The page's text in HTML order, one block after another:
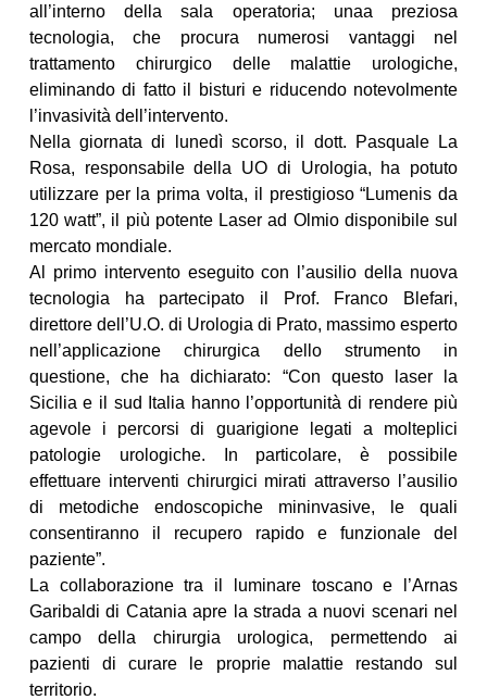
all’interno della sala operatoria; unaa preziosa
tecnologia, che procura numerosi vantaggi nel
trattamento chirurgico delle malattie urologiche,
eliminando di fatto il bisturi e riducendo notevolmente
l’invasività dell’intervento.
Nella giornata di lunedì scorso, il dott. Pasquale La
Rosa, responsabile della UO di Urologia, ha potuto
utilizzare per la prima volta, il prestigioso “Lumenis da
120 watt”, il più potente Laser ad Olmio disponibile sul
mercato mondiale.
Al primo intervento eseguito con l’ausilio della nuova
tecnologia ha partecipato il Prof. Franco Blefari,
direttore dell’U.O. di Urologia di Prato, massimo esperto
nell’applicazione chirurgica dello strumento in
questione, che ha dichiarato: “Con questo laser la
Sicilia e il sud Italia hanno l’opportunità di rendere più
agevole i percorsi di guarigione legati a molteplici
patologie urologiche. In particolare, è possibile
effettuare interventi chirurgici mirati attraverso l’ausilio
di metodiche endoscopiche mininvasive, le quali
consentiranno il recupero rapido e funzionale del
paziente”.
La collaborazione tra il luminare toscano e l’Arnas
Garibaldi di Catania apre la strada a nuovi scenari nel
campo della chirurgia urologica, permettendo ai
pazienti di curare le proprie malattie restando sul
territorio.